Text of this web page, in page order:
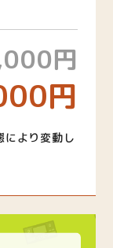
円
円
より変動し